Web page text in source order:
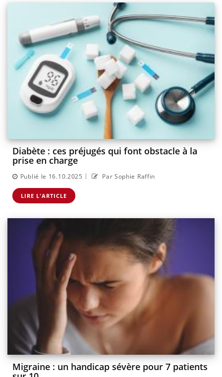
Diabète : ces préjugés qui font obstacle à la
prise en charge
Publié le 16.10.2025 | Par Sophie Raffin
LIRE L'ARTICLE
Migraine : un handicap sévère pour 7 patients